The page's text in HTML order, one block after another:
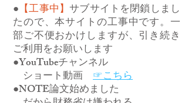
● 【工事中】サブサイトを閉鎖しまし
たので、本サイトの工事中です。一
部ご不便おかけしますが、引き続き
ご利用をお願いします
●YouTubeチャンネル
ショート動画 ☞こちら
●NOTE論文始めました